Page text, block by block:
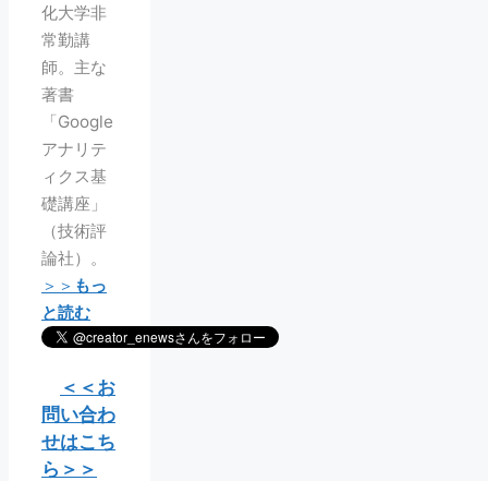
化大学非
常勤講
師。主な
著書
「Google
アナリテ
ィクス基
礎講座」
（技術評
論社）。
＞＞ もっ
と読む
＜＜お
問い合わ
せはこち
ら＞＞